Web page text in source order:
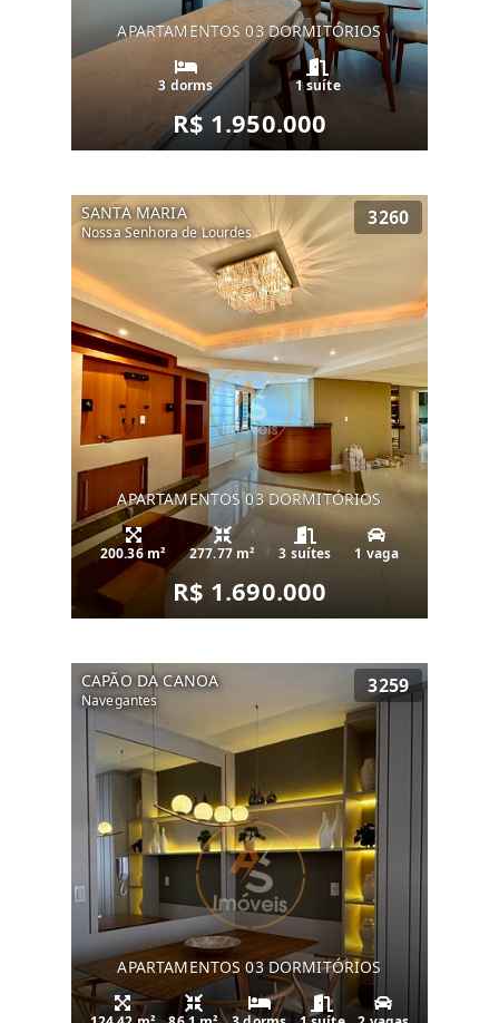
APARTAMENTOS 03 DORMITÓRIOS
3 dorms 1 suíte
R$ 1.950.000
SANTA MARIA
Nossa Senhora de Lourdes
3260
APARTAMENTOS 03 DORMITÓRIOS
200.36 m² 277.77 m² 3 suítes 1 vaga
R$ 1.690.000
CAPÃO DA CANOA
Navegantes
3259
APARTAMENTOS 03 DORMITÓRIOS